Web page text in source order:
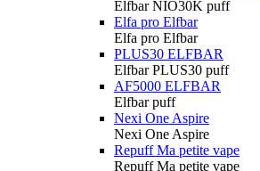
Elfbar NIO30K puff
Elfa pro Elfbar
Elfa pro Elfbar
PLUS30 ELFBAR
Elfbar PLUS30 puff
AF5000 ELFBAR
Elfbar puff
Nexi One Aspire
Nexi One Aspire
Repuff Ma petite vape
Repuff Ma petite vape